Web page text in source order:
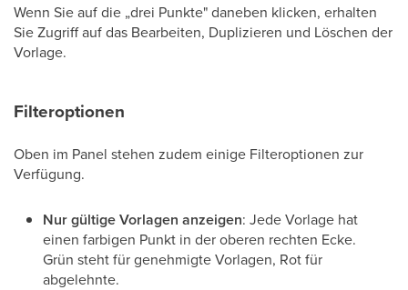
Wenn Sie auf die „drei Punkte" daneben klicken, erhalten
Sie Zugriff auf das Bearbeiten, Duplizieren und Löschen der
Vorlage.
Filteroptionen
Oben im Panel stehen zudem einige Filteroptionen zur
Verfügung.
Nur gültige Vorlagen anzeigen: Jede Vorlage hat
einen farbigen Punkt in der oberen rechten Ecke.
Grün steht für genehmigte Vorlagen, Rot für
abgelehnte.